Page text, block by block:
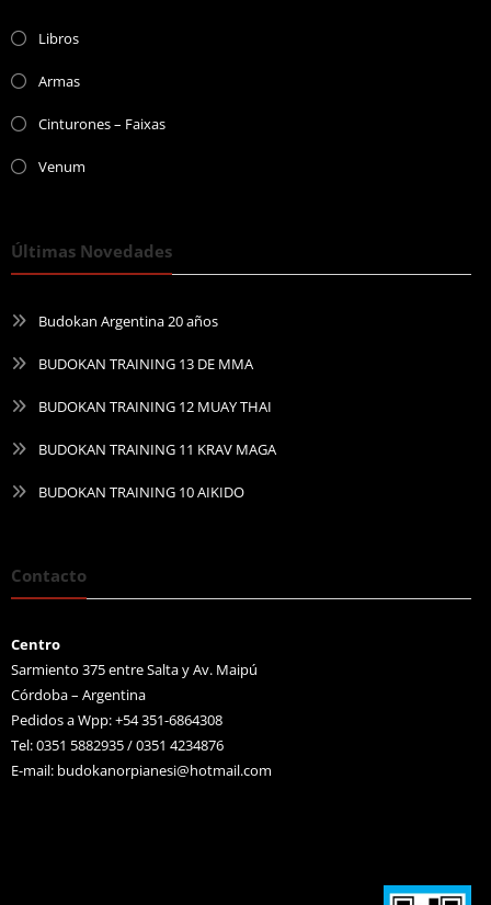
Libros
Armas
Cinturones – Faixas
Venum
Últimas Novedades
Budokan Argentina 20 años
BUDOKAN TRAINING 13 DE MMA
BUDOKAN TRAINING 12 MUAY THAI
BUDOKAN TRAINING 11 KRAV MAGA
BUDOKAN TRAINING 10 AIKIDO
Contacto
Centro
Sarmiento 375 entre Salta y Av. Maipú
Córdoba – Argentina
Pedidos a Wpp: +54 351-6864308
Tel: 0351 5882935 / 0351 4234876
E-mail: budokanorpianesi@hotmail.com